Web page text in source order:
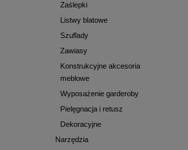
Zaślepki
Listwy blatowe
Szuflady
Zawiasy
Konstrukcyjne akcesoria
meblowe
Wyposażenie garderoby
Pielęgnacja i retusz
Dekoracyjne
Narzędzia